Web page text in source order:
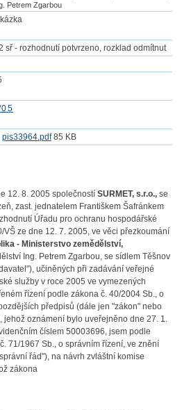
Petrem Zgarbou
sř - rozhodnutí potvrzeno, rozklad odmítnut
pis33964.pdf85 KB
12. 8. 2005 společností SURMET, s.r.o., se
zast. jednatelem Františkem Šafránkem
Úřadu pro ochranu hospodářské
ze dne 12. 7. 2005, ve věci přezkoumání
- Ministerstvo zemědělství,
Ing. Petrem Zgarbou, se sídlem Těšnov
učiněných při zadávání veřejné
služby v roce 2005 ve vymezených
řízení podle zákona č. 40/2004 Sb., o
předpisů (dále jen "zákon" nebo
jehož oznámení bylo uveřejněno dne 27. 1.
číslem 50003696, jsem podle
71/1967 Sb., o správním řízení, ve znění
řád"), na návrh zvláštní komise
zákona